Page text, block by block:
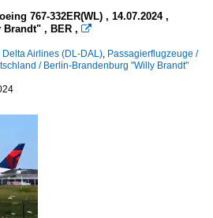
767-332ER(WL) , 14.07.2024 ,
, BER , 
Airlines (DL-DAL), Passagierflugzeuge /
/ Berlin-Brandenburg "Willy Brandt"